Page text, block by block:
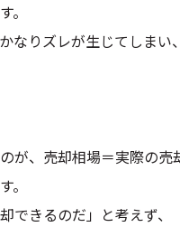
。
りズレが生じてしまい
、売却相場＝実際の売
。
できるのだ」と考えず